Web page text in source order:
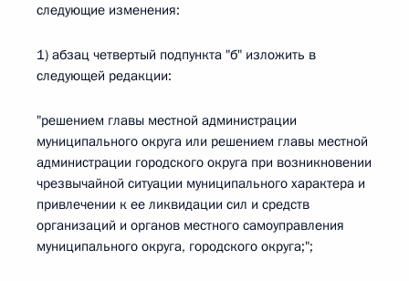
следующие изменения:
1) абзац четвертый подпункта "б" изложить в
следующей редакции:
"решением главы местной администрации
муниципального округа или решением главы местной
администрации городского округа при возникновении
чрезвычайной ситуации муниципального характера и
привлечении к ее ликвидации сил и средств
организаций и органов местного самоуправления
муниципального округа, городского округа;";